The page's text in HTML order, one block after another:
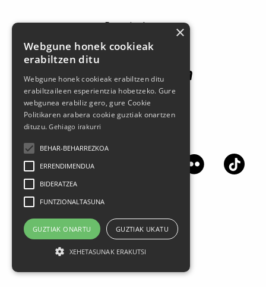
Patrocinadores ×
Webgune honek cookieak
erabiltzen ditu
Webgune honek cookieak erabiltzen ditu
erabiltzaileen esperientzia hobetzeko. Gure
webgunea erabiliz gero, gure Cookie
Politikaren arabera cookie guztiak onartzen
dituzu.Gehiago irakurri
BEHAR-BEHARREZKOA
ERRENDIMENDUA
BIDERATZEA
FUNTZIONALTASUNA
GUZTIAK ONARTU GUZTIAK UKATU
XEHETASUNAK ERAKUTSI